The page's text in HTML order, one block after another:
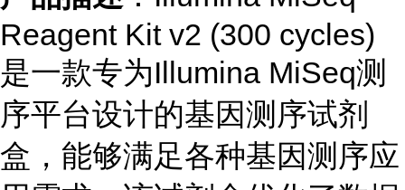
Reagent Kit v2 (300 cycles)
是一款专为Illumina MiSeq测
序平台设计的基因测序试剂
盒，能够满足各种基因测序应